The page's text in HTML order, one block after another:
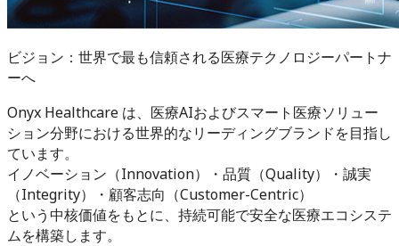
ビジョン：世界で最も信頼される医療テクノロジーパートナ
ーへ
Onyx Healthcare は、医療AIおよびスマート医療ソリュー
ション分野における世界的なリーディングブランドを目指し
ています。
イノベーション（Innovation）・品質（Quality）・誠実
（Integrity）・顧客志向（Customer-Centric）
という中核価値をもとに、持続可能で安全な医療エコシステ
ムを構築します。